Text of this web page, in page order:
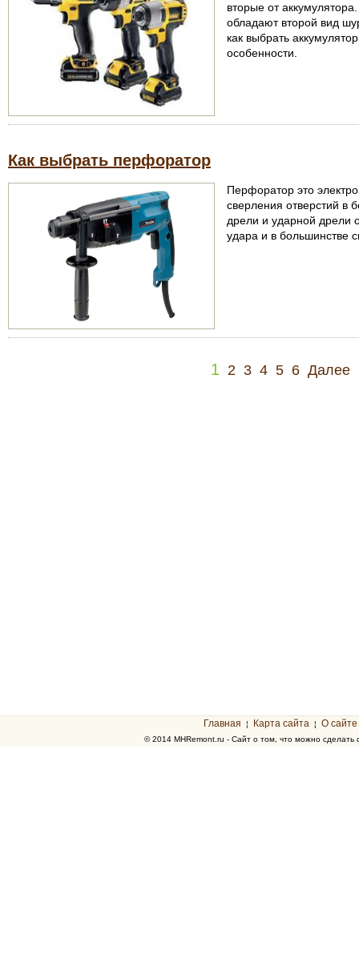
вторые от
обладают второй вид
как выбрать
особенности.
Как выбрать перфоратор
Перфоратор это
сверления отверстий в
дрели и ударной дрели
удара и в большинстве
1 2 3 4 5 6 Далее
Главная ¦ Карта сайта ¦ О сайте
© 2014 MHRemont.ru - Сайт о том, что можно сделать